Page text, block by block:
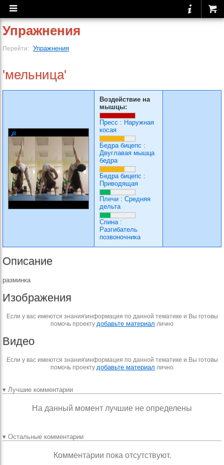
Упражнения
Перейти: Упражнения
'мельница'
Воздействие на
мышцы:
Пресс : Наружная
косая
Бедра бицепс :
Двуглавая мышца
бедра
Бедра бицепс :
Приводящая
Плечи : Средняя
дельта
Спина:
Разгибатель
позвоночника
Описание
разминка
Изображения
Если у вас имеются знания\информация по данной тематике и Вы готовы
помочь проекту добавьте материал лично
Видео
Если у вас имеются знания\информация по данной тематике и Вы готовы
помочь проекту добавьте материал лично
▾ Лучшие комментарии
На данный момент лучшие не определены
▾ Остальные комментарии
Комментарии пока отсутствуют.